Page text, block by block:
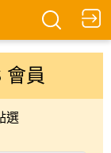
會員
選